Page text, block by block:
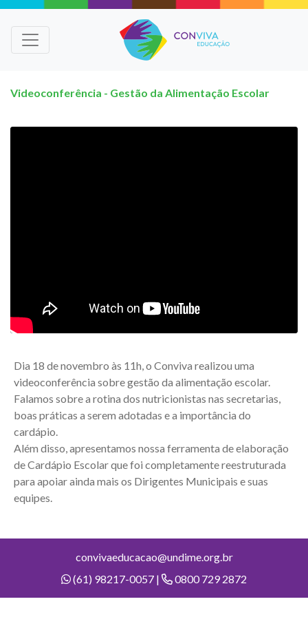
Videoconferência - Gestão da Alimentação Escolar
Dia 18 de novembro às 11h, o Conviva realizou uma
videoconferência sobre gestão da alimentação escolar.
Falamos sobre a rotina dos nutricionistas nas secretarias,
boas práticas a serem adotadas e a importância do
cardápio.
Além disso, apresentamos nossa ferramenta de elaboração
de Cardápio Escolar que foi completamente reestruturada
para apoiar ainda mais os Dirigentes Municipais e suas
equipes.
convivaeducacao@undime.org.br
(61) 98217-0057 |
0800 729 2872